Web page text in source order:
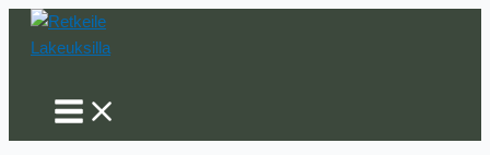
Siirry
sisältöön